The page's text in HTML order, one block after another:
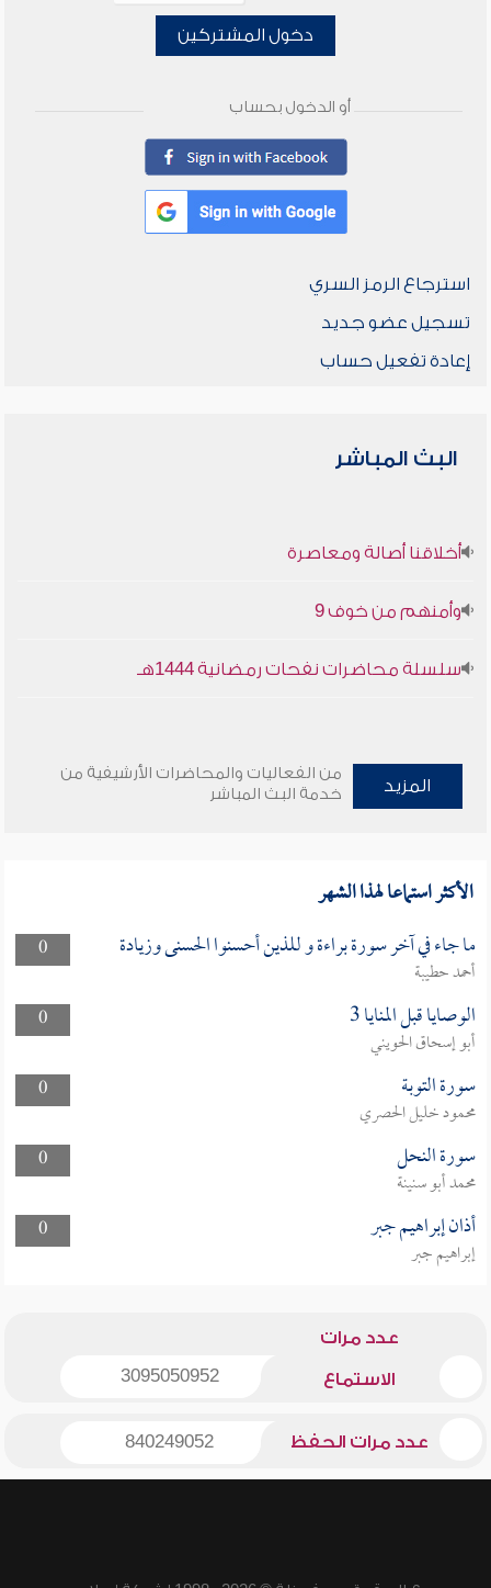
دخول المشتركين
أو الدخول بحساب
استرجاع الرمز السري
تسجيل عضو جديد
إعادة تفعيل حساب
البث المباشر
أخلاقنا أصالة ومعاصرة
وأمنهم من خوف 9
سلسلة محاضرات نفحات رمضانية 1444هـ
المزيد
من الفعاليات والمحاضرات الأرشيفية من
خدمة البث المباشر
الأكثر استماعا لهذا الشهر
0 ما جاء في آخر سورة براءة و للذين أحسنوا الحسنى وزيادة
أحمد حطيبة
0
الوصايا قبل المنايا 3
أبو إسحاق الحويني
0
سورة التوبة
محمود خليل الحصري
0
سورة النحل
محمد أبو سنينة
0
أذان إبراهيم جبر
إبراهيم جبر
عدد مرات
الاستماع 3095050952
عدد مرات الحفظ 840249052